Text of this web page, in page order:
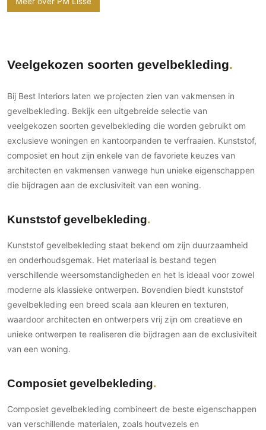
Veelgekozen soorten gevelbekleding
Bij Best Interiors laten we projecten zien van vakmensen in
gevelbekleding. Bekijk een uitgebreide selectie van
veelgekozen soorten gevelbekleding die worden gebruikt om
exclusieve woningen en kantoorpanden te verfraaien. Kunststof,
composiet en hout zijn enkele van de favoriete keuzes van
architecten en vakmensen vanwege hun unieke eigenschappen
die bijdragen aan de exclusiviteit van een woning.
Kunststof gevelbekleding
Kunststof gevelbekleding staat bekend om zijn duurzaamheid
en onderhoudsgemak. Het materiaal is bestand tegen
verschillende weersomstandigheden en het is ideaal voor zowel
moderne als klassieke ontwerpen. Bovendien biedt kunststof
gevelbekleding een breed scala aan kleuren en texturen,
waardoor architecten en ontwerpers vrij zijn om creatieve en
unieke ontwerpen te realiseren die bijdragen aan de exclusiviteit
van een woning.
Composiet gevelbekleding
Composiet gevelbekleding combineert de beste eigenschappen
van verschillende materialen, zoals houtvezels en